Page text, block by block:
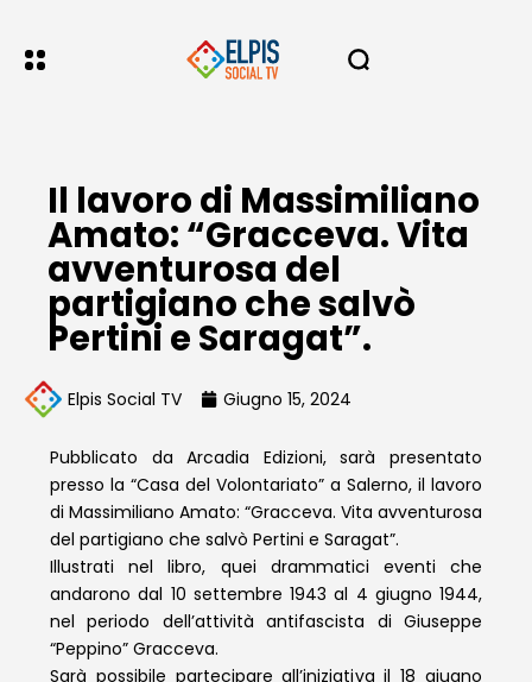
Il lavoro di Massimiliano
Amato: “Gracceva. Vita
avventurosa del
partigiano che salvò
Pertini e Saragat”.
Elpis Social TV Giugno 15, 2024
Pubblicato da Arcadia Edizioni, sarà presentato
presso la “Casa del Volontariato” a Salerno, il lavoro
di Massimiliano Amato: “Gracceva. Vita avventurosa
del partigiano che salvò Pertini e Saragat”.
Illustrati nel libro, quei drammatici eventi che
andarono dal 10 settembre 1943 al 4 giugno 1944,
nel periodo dell’attività antifascista di Giuseppe
“Peppino” Gracceva.
Sarà possibile partecipare all’iniziativa il 18 giugno